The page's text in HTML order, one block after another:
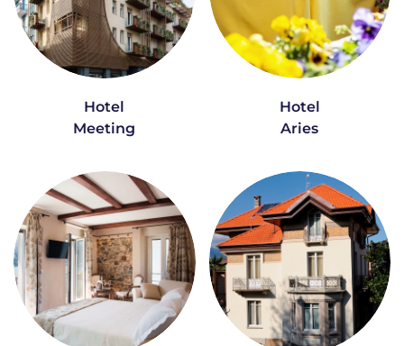
Hotel
Meeting
Hotel
Aries